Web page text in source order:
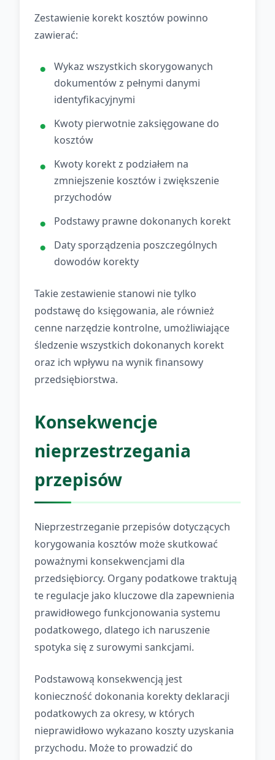
Zestawienie korekt kosztów powinno
zawierać:
Wykaz wszystkich skorygowanych
dokumentów z pełnymi danymi
identyfikacyjnymi
Kwoty pierwotnie zaksięgowane do
kosztów
Kwoty korekt z podziałem na
zmniejszenie kosztów i zwiększenie
przychodów
Podstawy prawne dokonanych korekt
Daty sporządzenia poszczególnych
dowodów korekty
Takie zestawienie stanowi nie tylko
podstawę do księgowania, ale również
cenne narzędzie kontrolne, umożliwiające
śledzenie wszystkich dokonanych korekt
oraz ich wpływu na wynik finansowy
przedsiębiorstwa.
Konsekwencje
nieprzestrzegania
przepisów
Nieprzestrzeganie przepisów dotyczących
korygowania kosztów może skutkować
poważnymi konsekwencjami dla
przedsiębiorcy. Organy podatkowe traktują
te regulacje jako kluczowe dla zapewnienia
prawidłowego funkcjonowania systemu
podatkowego, dlatego ich naruszenie
spotyka się z surowymi sankcjami.
Podstawową konsekwencją jest
konieczność dokonania korekty deklaracji
podatkowych za okresy, w których
nieprawidłowo wykazano koszty uzyskania
przychodu. Może to prowadzić do